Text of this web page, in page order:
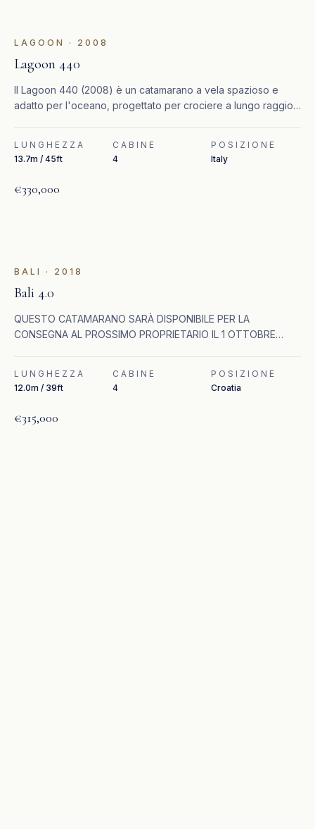
LAGOON · 2008
Lagoon 440
Il Lagoon 440 (2008) è un catamarano a vela spazioso e
adatto per l'oceano, progettato per crociere a lungo raggio
LUNGHEZZA
13.7m / 45ft
CABINE
4
POSIZIONE
Italy
€330,000
BALI · 2018
Bali 4.0
QUESTO CATAMARANO SARÀ DISPONIBILE PER LA
CONSEGNA AL PROSSIMO PROPRIETARIO IL 1 OTTOBRE
LUNGHEZZA
12.0m / 39ft
CABINE
4
POSIZIONE
Croatia
€315,000